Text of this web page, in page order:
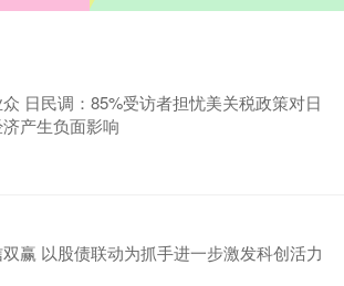
日民调：85%受访者担忧美关税政策对日
产生负面影响
赢 以股债联动为抓手进一步激发科创活力